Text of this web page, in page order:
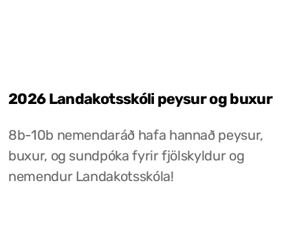
2026 Landakotsskóli peysur og buxur
8b-10b nemendaráð hafa hannað peysur,
buxur, og sundpóka fyrir fjölskyldur og
nemendur Landakotsskóla!